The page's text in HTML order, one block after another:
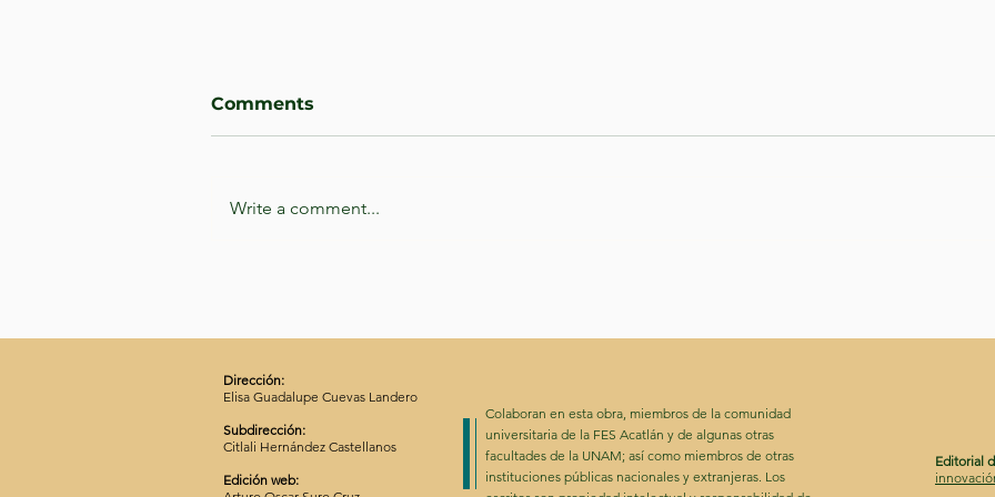
Comments
Write a comment...
Dirección:
Elisa Guadalupe Cuevas Landero
Subdirección:
Citlali Hernández Castellanos
Edición web:
Colaboran en esta obra, miembros de la comunidad
universitaria de la FES Acatlán y de algunas otras
facultades de la UNAM; así como miembros de otras
instituciones públicas nacionales y extranjeras. Los
Editorial